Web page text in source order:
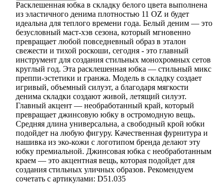
Расклешенная юбка в складку белого цвета выполнена
из эластичного денима плотностью 11 OZ и будет
идеальна для теплого времени года. Белый деним — это
безусловный маст-хэв сезона, который мгновенно
превращает любой повседневный образ в эталон
свежести и тихой роскоши, сегодня - это главный
инструмент для создания стильных монохромных сетов
круглый год. Эта расклешенная юбка — стильный микс
преппи-эстетики и гранжа. Модель в складку создает
игривый, объемный силуэт, а благодаря мягкости
денима складки создают живой, летящий силуэт.
Главный акцент — необработанный край, который
превращает джинсовую юбку в остромодную вещь.
Средняя длина универсальна, а свободный крой юбки
подойдет на любую фигуру. Качественная фурнитура и
нашивка из эко-кожи с логотипом бренда делают эту
юбку премиальной. Джинсовая юбка с необработанным
краем — это акцентная вещь, которая подойдет для
создания стильных уличных образов. Рекомендуем
сочетать с артикулами: D51.035